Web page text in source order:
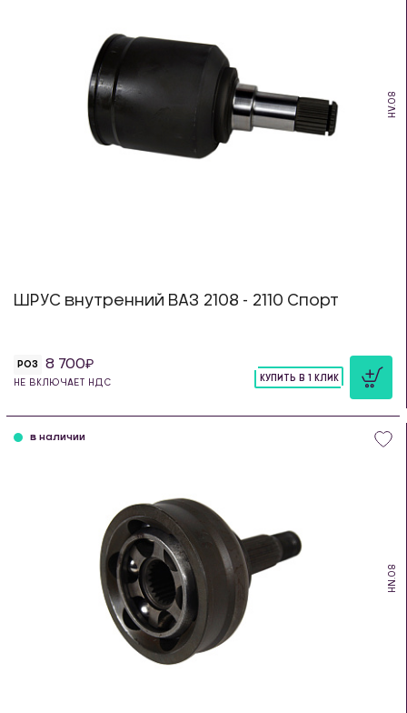
HV.08
ШРУС внутренний ВАЗ 2108 - 2110 Спорт
РОЗ 8 700
НЕ ВКЛЮЧАЕТ НДС
КУПИТЬ В 1 КЛИК
HN.08
в наличии